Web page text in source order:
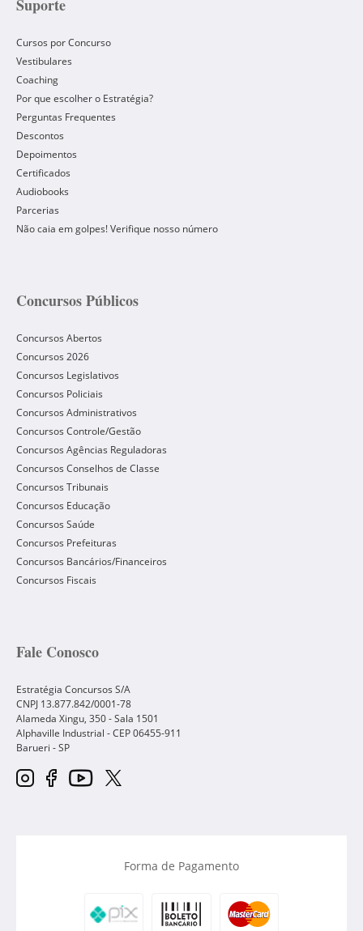
Suporte
Cursos por Concurso
Vestibulares
Coaching
Por que escolher o Estratégia?
Perguntas Frequentes
Descontos
Depoimentos
Certificados
Audiobooks
Parcerias
Não caia em golpes! Verifique nosso número
Concursos Públicos
Concursos Abertos
Concursos 2026
Concursos Legislativos
Concursos Policiais
Concursos Administrativos
Concursos Controle/Gestão
Concursos Agências Reguladoras
Concursos Conselhos de Classe
Concursos Tribunais
Concursos Educação
Concursos Saúde
Concursos Prefeituras
Concursos Bancários/Financeiros
Concursos Fiscais
Fale Conosco
Estratégia Concursos S/A
CNPJ 13.877.842/0001-78
Alameda Xingu, 350 - Sala 1501
Alphaville Industrial - CEP06455-911
Barueri -SP
Forma de Pagamento